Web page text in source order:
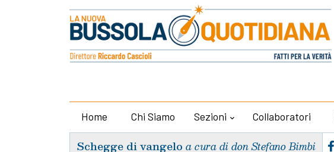
Home Chi Siamo Sezioni Collaboratori
Schegge di vangelo a cura di don Stefano Bimbi